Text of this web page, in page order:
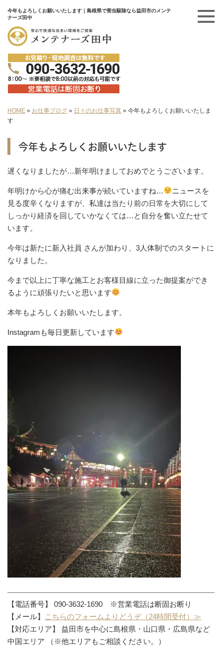
今年もよろしくお願いいたします｜島根県で害虫駆除なら益田市のメンテ
ナーズ田中
HOME » お仕事ブログ » 日々のお仕事写真 » 今年もよろしくお願いいたしま
す
今年もよろしくお願いいたします
遅くなりましたが…新年明けましておめでとうございます。
年明けから心が痛む出来事が続いていますね…
ニュースを
見る度辛くなりますが、私達は当たり前の日常を大切にして
しっかり経済を回していかなくては…と自分を奮い立たせて
います。
今年は新たに新入社員 さんが加わり、3人体制でのスタートに
なりました。
今まで以上に丁寧な施工とお客様目線に立った御提案ができ
るように頑張りたいと思います
本年もよろしくお願いいたします。
Instagramも毎日更新しています
【電話番号】 090-3632-1690 ※営業電話は断固お断り
【メール】
こちらのフォームよりどうぞ（24時間受付）≫
【対応エリア】 益田市を中心に島根県・山口県・広島県など
中国エリア （※他エリアもご相談ください。）